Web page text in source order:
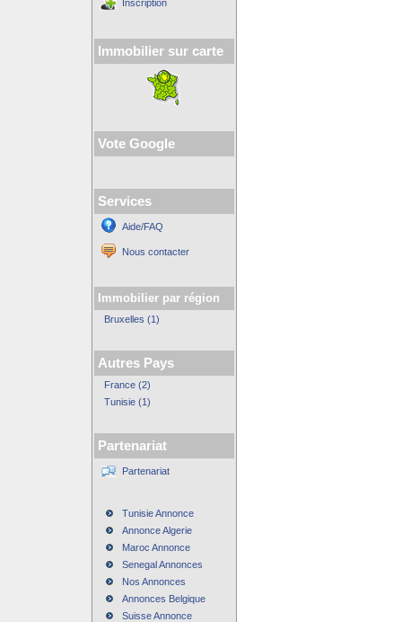
Inscription
Immobilier sur carte
Vote Google
Services
Aide/FAQ
Nous contacter
Immobilier par région
Bruxelles (1)
Autres Pays
France (2)
Tunisie (1)
Partenariat
Partenariat
Tunisie Annonce
Annonce Algerie
Maroc Annonce
Senegal Annonces
Nos Annonces
Annonces Belgique
Suisse Annonce